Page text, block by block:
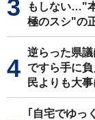
もしない…"
極のスシ"の
逆らった県
ですら手に
民よりも大
｢自宅でゆっ